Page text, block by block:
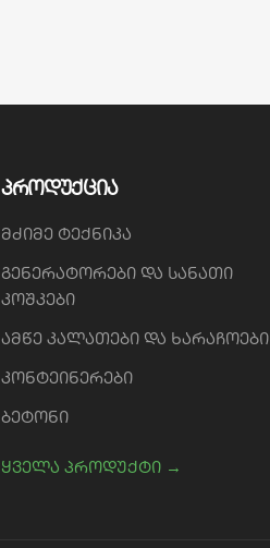
პროდუქცია
მძიმე ტექნიკა
გენერატორები და სანათი
კოშკები
ამწე კალათები და ხარაჩოები
კონტეინერები
ბეტონი
ყველა პროდუქტი →